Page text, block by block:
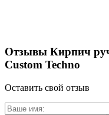
Отзывы Кирпич
Custom Techno
Оставить свой отзыв